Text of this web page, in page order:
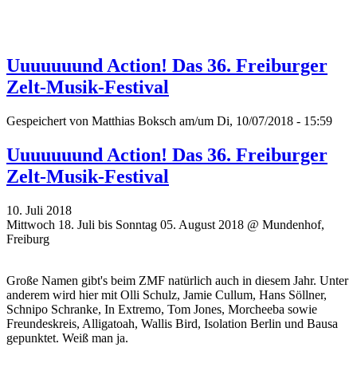
Uuuuuuund Action! Das 36. Freiburger
Zelt-Musik-Festival
Gespeichert von Matthias Boksch am/um Di, 10/07/2018 - 15:59
Uuuuuuund Action! Das 36. Freiburger
Zelt-Musik-Festival
10. Juli 2018
Mittwoch 18. Juli bis Sonntag 05. August 2018 @ Mundenhof,
Freiburg
Große Namen gibt's beim ZMF natürlich auch in diesem Jahr. Unter
anderem wird hier mit Olli Schulz, Jamie Cullum, Hans Söllner,
Schnipo Schranke, In Extremo, Tom Jones, Morcheeba sowie
Freundeskreis, Alligatoah, Wallis Bird, Isolation Berlin und Bausa
gepunktet. Weiß man ja.